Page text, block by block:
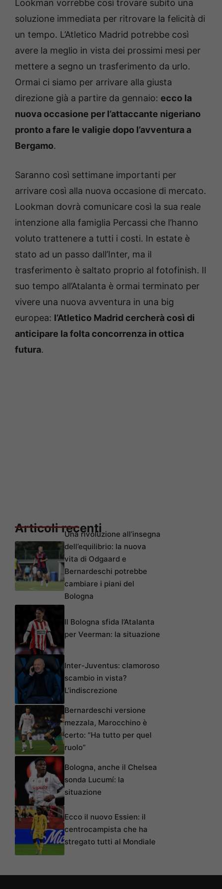
Lookman vorrebbe così trovare subito una
soluzione immediata per ritrovare la felicità di
un tempo. L’Atletico Madrid potrebbe così
avere la meglio in vista dei prossimi mesi per
mettere a segno un trasferimento da urlo.
Ormai ci siamo per arrivare alla giusta
direzione già a partire da gennaio: ecco la
nuova occasione per l’attaccante nigeriano
pronto a fare le valigie dopo l’avventura a
Bergamo.
Saranno così settimane importanti per
arrivare così alla nuova occasione di mercato.
Lookman dovrà comunicare così la sua reale
intenzione alla famiglia Percassi che l’hanno
voluto trattenere a tutti i costi. In estate è
stato ad un passo dall’Inter, ma il
trasferimento è saltato proprio al fotofinish. Il
suo tempo all’Atalanta è ormai terminato per
vivere una nuova avventura in una big
europea: l’Atletico Madrid cercherà così di
anticipare la folta concorrenza in ottica
futura.
Articoli recentiUna rivoluzione all’insegna
dell’equilibrio: la nuova
vita di Odgaard e
Bernardeschi potrebbe
cambiare i piani del
Bologna
Il Bologna sfida l’Atalanta
per Veerman: la situazione
Inter-Juventus: clamoroso
scambio in vista?
L’indiscrezione
Bernardeschi versione
mezzala, Marocchino è
certo: “Ha tutto per quel
ruolo”
Bologna, anche il Chelsea
sonda Lucumí: la
situazione
Ecco il nuovo Essien: il
centrocampista che ha
stregato tutti al Mondiale